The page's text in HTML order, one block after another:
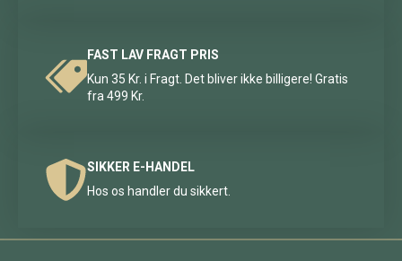
FAST LAV FRAGT PRIS
Kun 35 Kr. i Fragt. Det bliver ikke billigere! Gratis
fra 499 Kr.
SIKKER E-HANDEL
Hos os handler du sikkert.